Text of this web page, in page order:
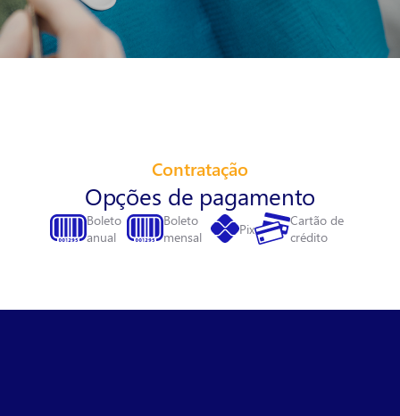
Contratação
Opções de pagamento
Boleto
anual
Boleto
mensal
Pix
Cartão de
crédito